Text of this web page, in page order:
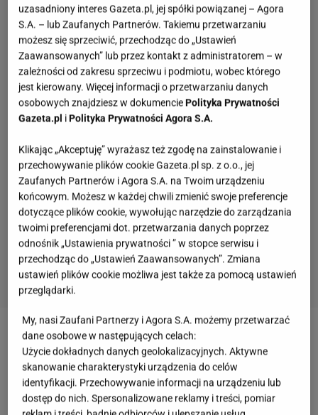
Zobacz wideoSzybki przepis na chrupiące placki z
cukinii
Greckie placki pomidorowe nie wymagają wielu
uzasadniony interes Gazeta.pl, jej spółki powiązanej – Agora
S.A. – lub Zaufanych Partnerów. Takiemu przetwarzaniu
możesz się sprzeciwić, przechodząc do „Ustawień
Zaawansowanych” lub przez kontakt z administratorem – w
zależności od zakresu sprzeciwu i podmiotu, wobec którego
jest kierowany. Więcej informacji o przetwarzaniu danych
osobowych znajdziesz w dokumencie Polityka Prywatności
Gazeta.pl i Polityka Prywatności Agora S.A.
Klikając „Akceptuję” wyrażasz też zgodę na zainstalowanie i
przechowywanie plików cookie Gazeta.pl sp. z o.o., jej
Zaufanych Partnerów i Agora S.A. na Twoim urządzeniu
końcowym. Możesz w każdej chwili zmienić swoje preferencje
dotyczące plików cookie, wywołując narzędzie do zarządzania
twoimi preferencjami dot. przetwarzania danych poprzez
odnośnik „Ustawienia prywatności ” w stopce serwisu i
przechodząc do „Ustawień Zaawansowanych”. Zmiana
ustawień plików cookie możliwa jest także za pomocą ustawień
przeglądarki.
My, nasi Zaufani Partnerzy i Agora S.A. możemy przetwarzać
dane osobowe w następujących celach:
Użycie dokładnych danych geolokalizacyjnych. Aktywne
skanowanie charakterystyki urządzenia do celów
identyfikacji. Przechowywanie informacji na urządzeniu lub
dostęp do nich. Spersonalizowane reklamy i treści, pomiar